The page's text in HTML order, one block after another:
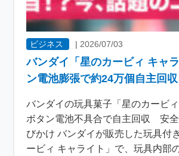
ビジネス |2026/07/03
バンダイ「星のカービィ キャ
ン電池膨張で約24万個自主回収
バンダイの玩具菓子「星のカービィ
ボタン電池不具合で自主回収 安
びかけ バンダイが販売した玩具付
ービィ キャライト」で、玩具内部